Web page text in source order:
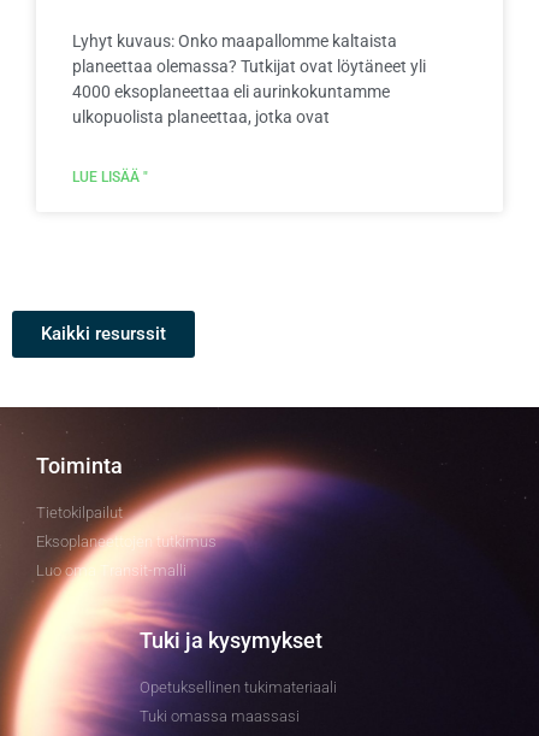
Lyhyt kuvaus: Onko maapallomme kaltaista
planeettaa olemassa? Tutkijat ovat löytäneet yli
4000 eksoplaneettaa eli aurinkokuntamme
ulkopuolista planeettaa, jotka ovat
LUE LISÄÄ "
Kaikki resurssit
Toiminta
Tietokilpailut
Eksoplaneettojen tutkimus
Luo oma Transit-malli
Tuki ja kysymykset
Opetuksellinen tukimateriaali
Tuki omassa maassasi